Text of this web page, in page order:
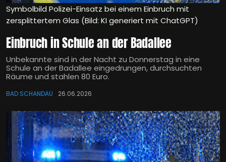
Symbolbild Polizei-Einsatz bei einem Einbruch mit
zersplittertem Glas (Bild: KI generiert mit ChatGPT)
Einbruch in Schule an der Badallee
Unbekannte sind in der Nacht zu Donnerstag in eine
Schule an der Badallee eingedrungen, durchsuchten
Räume und stahlen 80 Euro.
BAD SCHANDAU 26.06.2026